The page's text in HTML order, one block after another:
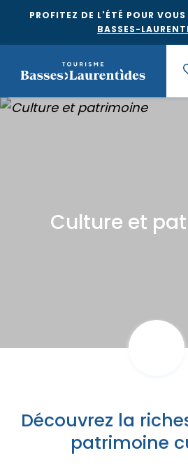
PROFITEZ DE L'ÉTÉ POUR VOUS
BASSES-
Festivals et
Magasinage et
Bases de plein air
Campings et
Location de chalet
Où manger
Tables du terroir et
champêtres
Traiteurs et salles
Escapades
Escapades plein air
Porte-parole Mikaël
MRC de Deux-Montagnes
MRC Thérèse-De Blainville
Culture et
Découvrez la
patrimoine